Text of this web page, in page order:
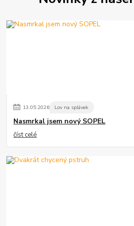
13.05.2026 Lov na splávek
Nasmrkal jsem nový SOPEL
číst celé